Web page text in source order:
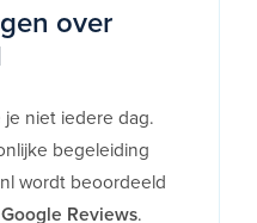
over
niet iedere dag.
begeleiding
wordt beoordeeld
Reviews.